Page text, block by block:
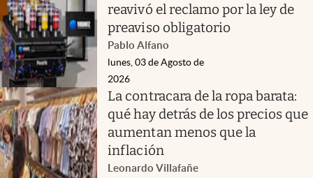
reavivó el reclamo por la ley de
preaviso obligatorio
Pablo Alfano
lunes, 03 de Agosto de
2026
La contracara de la ropa barata:
qué hay detrás de los precios que
aumentan menos que la
inflación
Leonardo Villafañe